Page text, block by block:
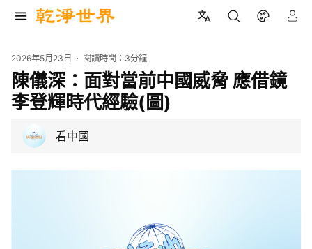
2026年5月23日 閱讀時間： 3分鐘
陳儀深：面對當前中國威脅 應借鏡
李登輝時代經驗(圖)
看中國